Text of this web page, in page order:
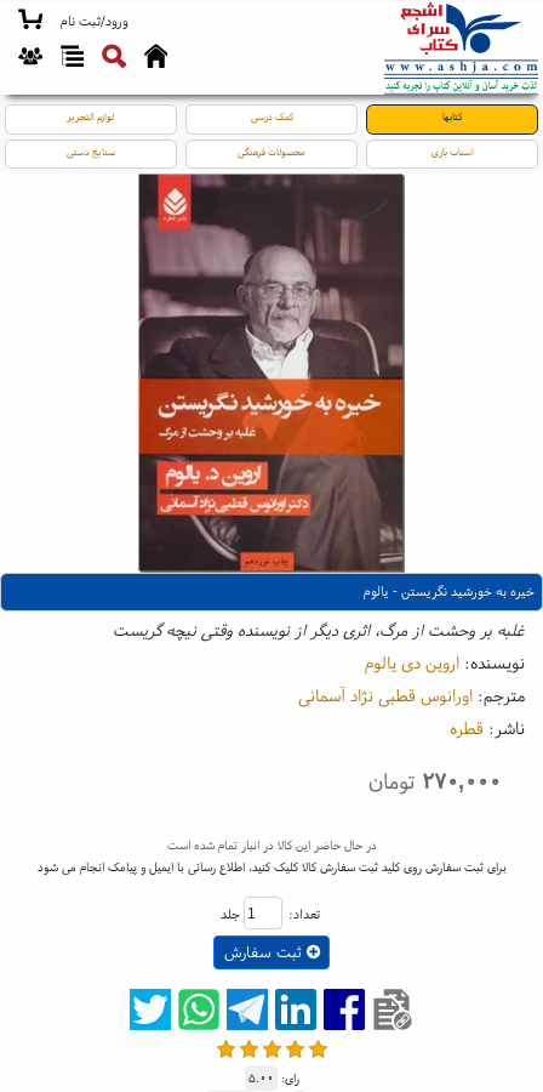
ورود/ثبت نام
کتابها کمک درسی لوازم التحریر
اسباب بازی محصولات فرهنگی صنایع دستی
خیره به خورشید نگریستن - یالوم
غلبه بر وحشت از مرگ، اثری دیگر از نویسنده وقتی نیچه گریست
نویسنده: اروین دی یالوم
مترجم: اورانوس قطبی نژاد آسمانی
ناشر: قطره
۲۷۰,۰۰۰ تومان
در حال حاضر این کالا در انبار تمام شده است
برای ثبت سفارش روی کلید ثبت سفارش کالا کلیک کنید، اطلاع رسانی با ایمیل و پیامک انجام می شود
تعداد: جلد
ثبت سفارش
رای: ۵.۰۰